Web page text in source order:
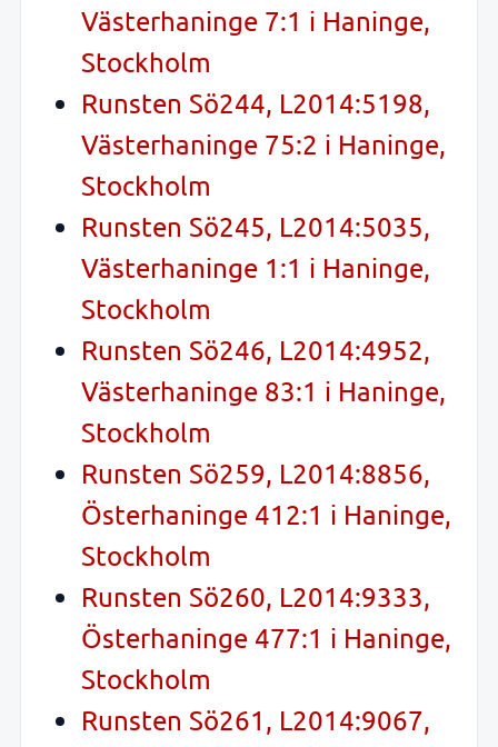
Västerhaninge 7:1 i Haninge,
Stockholm
Runsten Sö244, L2014:5198,
Västerhaninge 75:2 i Haninge,
Stockholm
Runsten Sö245, L2014:5035,
Västerhaninge 1:1 i Haninge,
Stockholm
Runsten Sö246, L2014:4952,
Västerhaninge 83:1 i Haninge,
Stockholm
Runsten Sö259, L2014:8856,
Österhaninge 412:1 i Haninge,
Stockholm
Runsten Sö260, L2014:9333,
Österhaninge 477:1 i Haninge,
Stockholm
Runsten Sö261, L2014:9067,